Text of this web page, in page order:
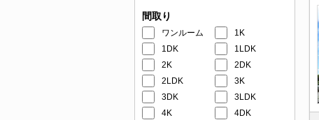
間取り
ワンルーム
1K
1DK
1LDK
2K
2DK
2LDK
3K
3DK
3LDK
4K
4DK